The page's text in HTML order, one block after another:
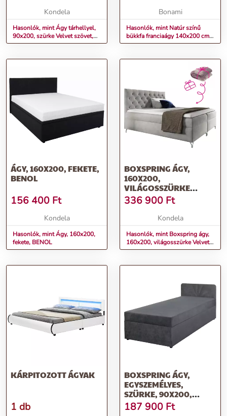
Kondela
Hasonlók, mint Ágy tárhellyel,
90x200, szürke Velvet szövet,
ZASKA
Bonami
Hasonlók, mint Natúr színű
bükkfa franciaágy 140x200 cm
Ammer – Skandica
ÁGY, 160X200, FEKETE,
BENOL
156 400 Ft
Kondela
Hasonlók, mint Ágy, 160x200,
fekete, BENOL
BOXSPRING ÁGY,
160X200,
VILÁGOSSZÜRKE
VELVET SZÖVET,
GULIETTE + AJÁNDÉK
336 900 Ft
Kondela
Hasonlók, mint Boxspring ágy,
160x200, világosszürke Velvet
szövet, GULIETTE + ajándék
KÁRPITOZOTT ÁGYAK
1 db
BOXSPRING ÁGY,
EGYSZEMÉLYES,
SZÜRKE, 90X200,
UNIVERZÁLIS, SUPA
187 900 Ft